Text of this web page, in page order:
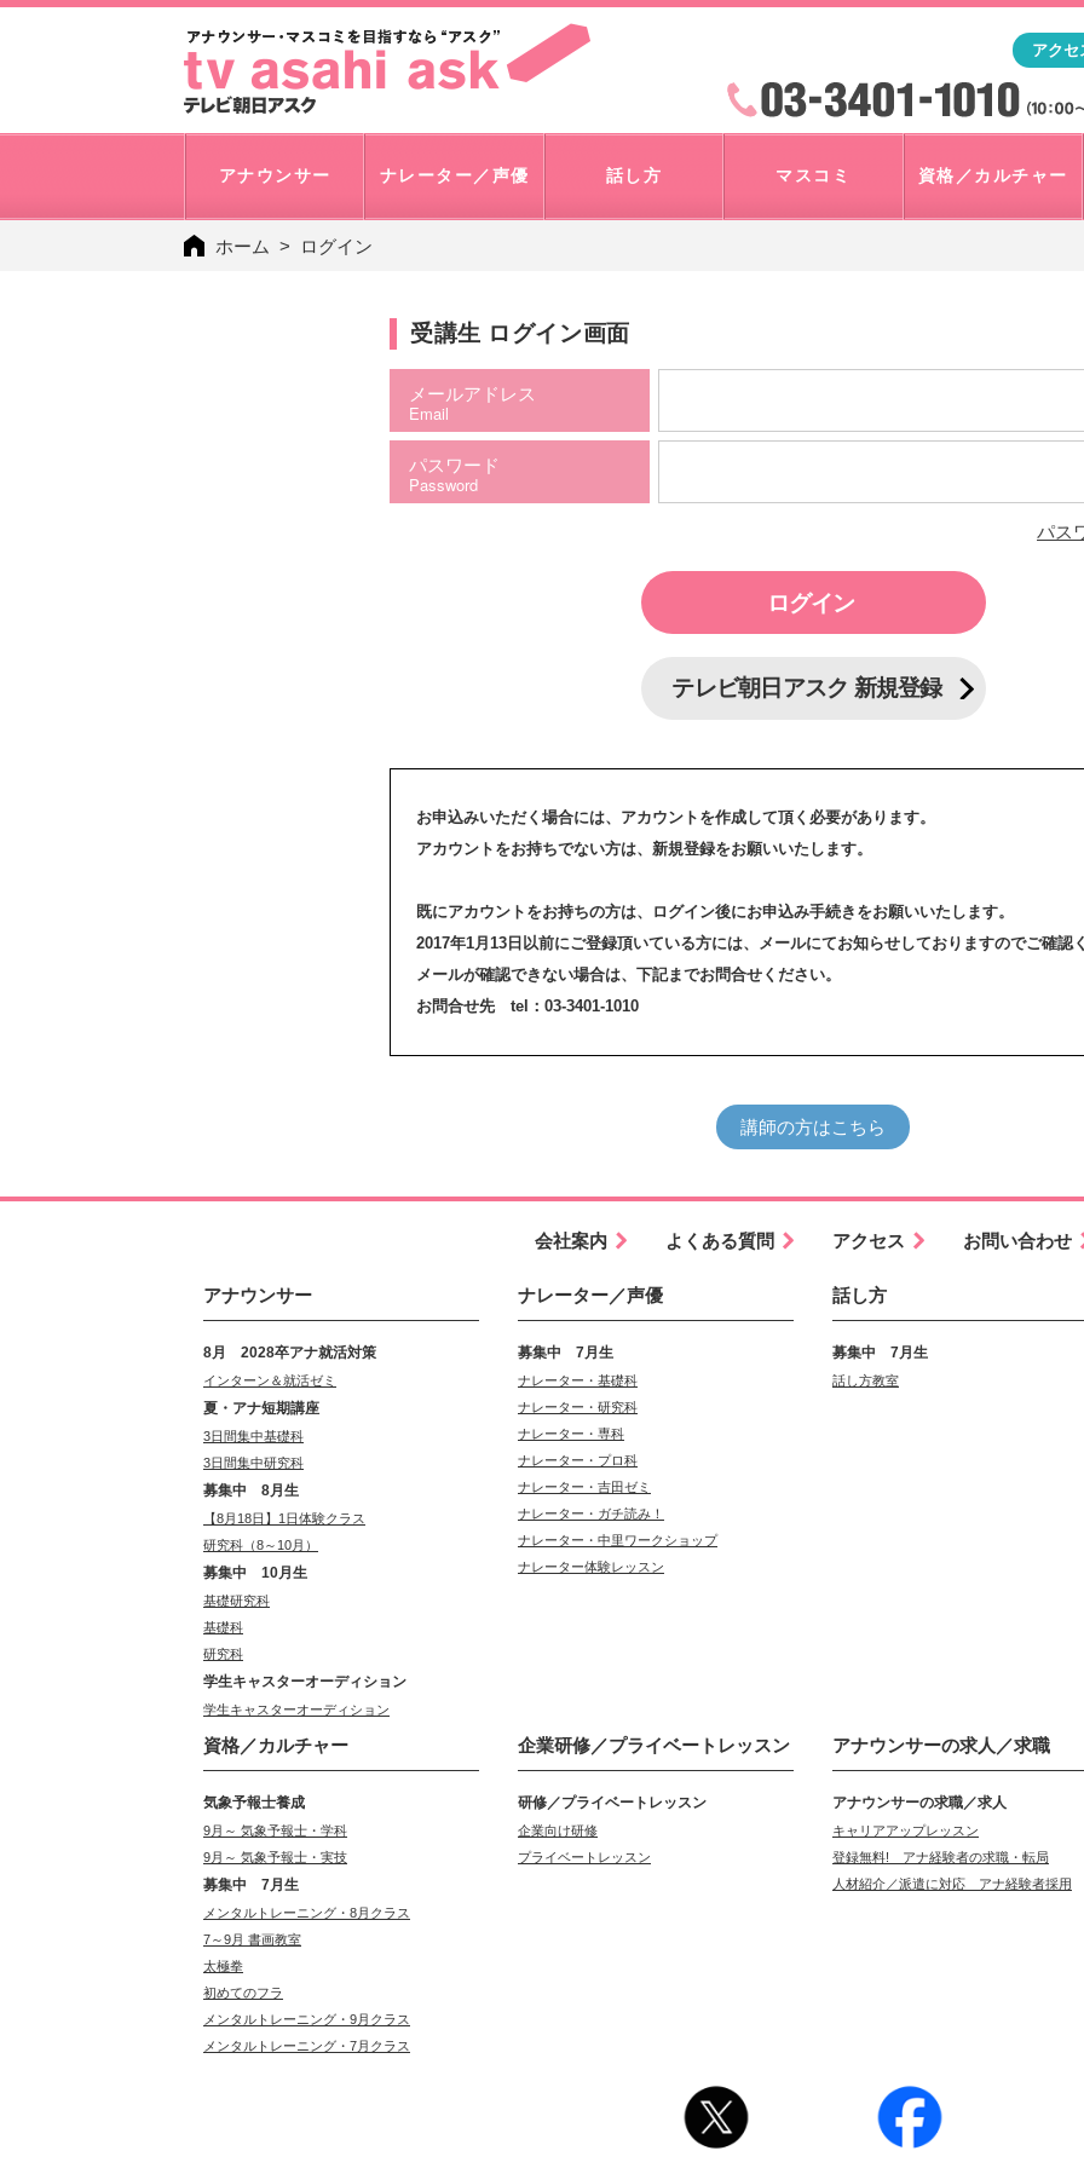
「アナウンサー・マスコミを目指すなら"アスク"」テレビ
アクセ
検索
アナウンサー ナレーター／声優 話し方 マスコミ 資格／カルチャー
ホーム ログイン
受講生 ログイン画面
メールアドレス
Email
パスワード
Password
パス
テレビ朝日アスク 新規登録
お申込みいただく場合には、アカウントを作成して頂く必要があります。
アカウントをお持ちでない方は、新規登録をお願いいたします。
既にアカウントをお持ちの方は、ログイン後にお申込み手続きをお願いいたします。
2017年1月13日以前にご登録頂いている方には、メールにてお知らせしておりますのでご確認
メールが確認できない場合は、下記までお問合せください。
お問合せ先 tel：03-3401-1010
講師の方はこちら
会社案内 よくある質問 アクセス お問い合わせ
アナウンサー
8月 2028卒アナ就活対策
インターン＆就活ゼミ
夏・アナ短期講座
3日間集中基礎科
3日間集中研究科
募集中 8月生
【8月18日】1日体験クラス
研究科（8～10月）
募集中 10月生
基礎研究科
基礎科
研究科
学生キャスターオーディション
学生キャスターオーディション
ナレーター／声優
募集中 7月生
ナレーター・基礎科
ナレーター・研究科
ナレーター・専科
ナレーター・プロ科
ナレーター・吉田ゼミ
ナレーター・ガチ読み！
ナレーター・中里ワークショップ
ナレーター体験レッスン
話し方
募集中 7月生
話し方教室
資格／カルチャー
気象予報士養成
9月～ 気象予報士・学科
9月～ 気象予報士・実技
募集中 7月生
メンタルトレーニング・8月クラス
7～9月 書画教室
太極拳
初めてのフラ
メンタルトレーニング・9月クラス
メンタルトレーニング・7月クラス
企業研修／プライベートレッスン
研修／プライベートレッスン
企業向け研修
プライベートレッスン
アナウンサーの求人／求職
アナウンサーの求職／求人
キャリアアップレッスン
登録無料! アナ経験者の求職・転局
人材紹介／派遣に対応 アナ経験者採用